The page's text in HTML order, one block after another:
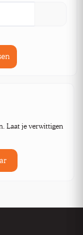
Laat je verwittigen